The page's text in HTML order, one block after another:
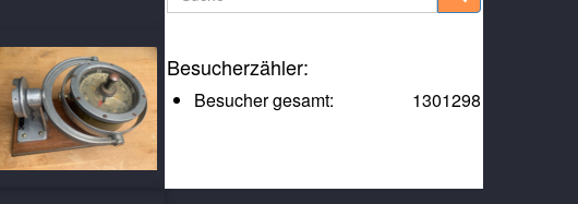
Besucherzähler:
1301298
Besucher gesamt: